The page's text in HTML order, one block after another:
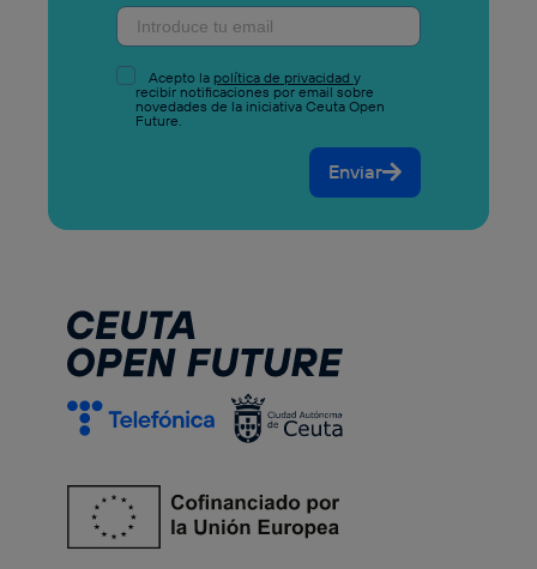
Acepto la política de privacidad y
recibir notificaciones por email sobre
novedades de la iniciativa Ceuta Open
Future.
Enviar